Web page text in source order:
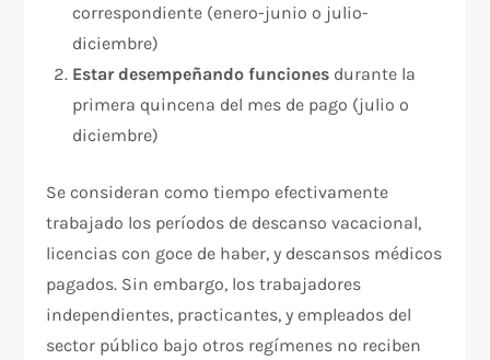
correspondiente (enero-junio o julio-
diciembre)
Estar desempeñando funciones durante la
primera quincena del mes de pago (julio o
diciembre)
Se consideran como tiempo efectivamente
trabajado los períodos de descanso vacacional,
licencias con goce de haber, y descansos médicos
pagados. Sin embargo, los trabajadores
independientes, practicantes, y empleados del
sector público bajo otros regímenes no reciben